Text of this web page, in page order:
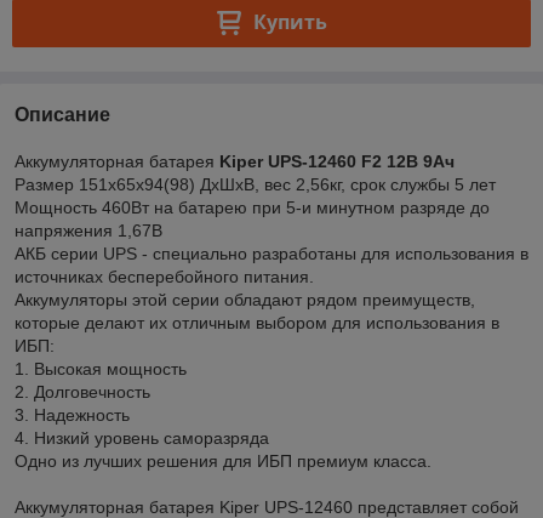
Купить
Описание
Аккумуляторная батарея Kiper UPS-12460 F2 12В 9Ач
Размер 151x65x94(98) ДxШxВ, вес 2,56кг, срок службы 5 лет
Мощность 460Вт на батарею при 5-и минутном разряде до
напряжения 1,67В
АКБ серии UPS - специально разработаны для использования в
источниках бесперебойного питания.
Аккумуляторы этой серии обладают рядом преимуществ,
которые делают их отличным выбором для использования в
ИБП:
1. Высокая мощность
2. Долговечность
3. Надежность
4. Низкий уровень саморазряда
Одно из лучших решения для ИБП премиум класса.
Аккумуляторная батарея Kiper UPS-12460 представляет собой